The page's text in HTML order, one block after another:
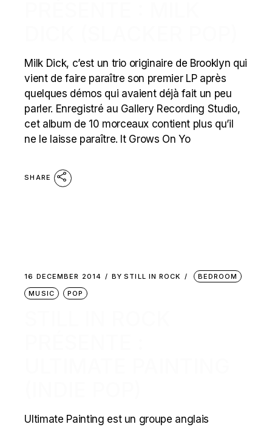
Milk Dick, c’est un trio originaire de Brooklyn qui
vient de faire paraître son premier LP après
quelques démos qui avaient déjà fait un peu
parler. Enregistré au Gallery Recording Studio,
cet album de 10 morceaux contient plus qu’il
ne le laisse paraître. It Grows On Yo
SHARE
16 DECEMBER 2014 BY STILL IN ROCK
BEDROOM
MUSIC
POP
Ultimate Painting est un groupe anglais